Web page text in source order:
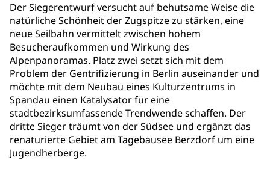
Der Siegerentwurf versucht auf behutsame Weise die
natürliche Schönheit der Zugspitze zu stärken, eine
neue Seilbahn vermittelt zwischen hohem
Besucheraufkommen und Wirkung des
Alpenpanoramas. Platz zwei setzt sich mit dem
Problem der Gentrifizierung in Berlin auseinander und
möchte mit dem Neubau eines Kulturzentrums in
Spandau einen Katalysator für eine
stadtbezirksumfassende Trendwende schaffen. Der
dritte Sieger träumt von der Südsee und ergänzt das
renaturierte Gebiet am Tagebausee Berzdorf um eine
Jugendherberge.